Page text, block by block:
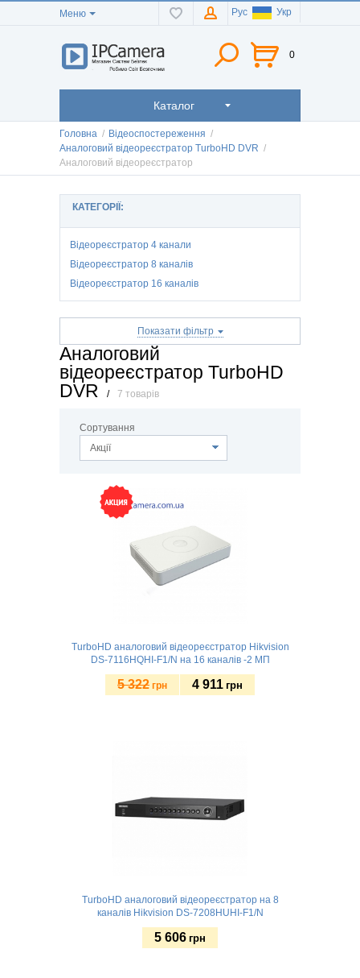
Меню Рус Укр
0
Каталог
Головна / Відеоспостереження /
Аналоговий відеореєстратор TurboHD DVR /
Аналоговий відеореєстратор
КАТЕГОРІЇ:
Відеореєстратор 4 канали
Відеореєстратор 8 каналів
Відеореєстратор 16 каналів
Показати фільтр
Аналоговий
відеореєстратор TurboHD
DVR
/ 7 товарів
Сортування
Акції
TurboHD аналоговий відеореєстратор Hikvision
DS-7116HQHI-F1/N на 16 каналів -2 МП
5 322 грн 4 911 грн
TurboHD аналоговий відеореєстратор на 8
каналів Hikvision DS-7208HUHI-F1/N
5 606 грн